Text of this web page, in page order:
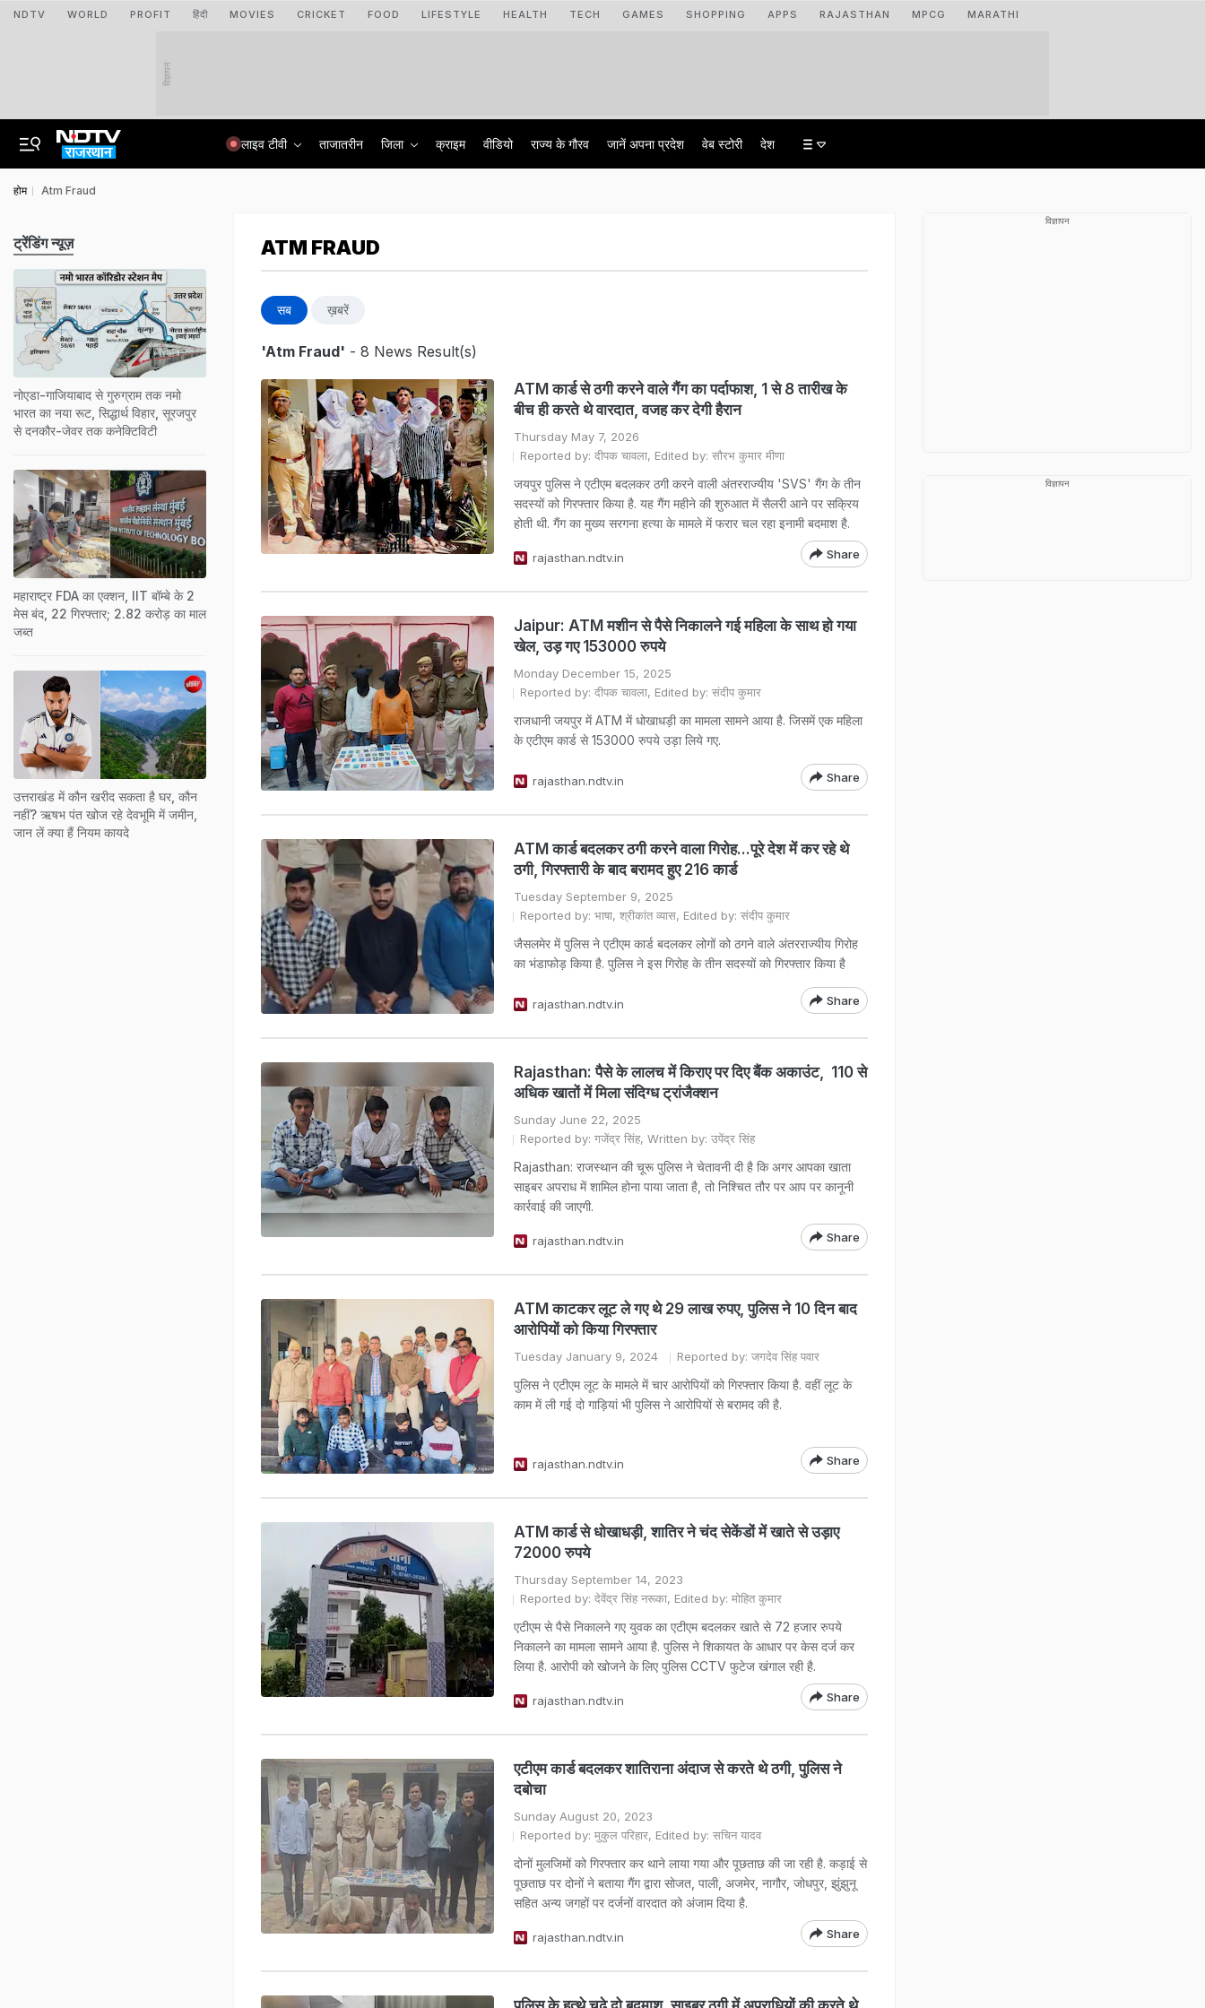
NDTV WORLD PROFIT हिंदी MOVIES CRICKET FOOD LIFESTYLE HEALTH TECH GAMES SHOPPING APPS RAJASTHAN MPCG MARATHI
विज्ञापन
लाइव टीवी ताजातरीन जिला क्राइम वीडियो राज्‍य के गौरव जानें अपना प्रदेश वेब स्टोरी देश
होम Atm Fraud
ATM FRAUD
सब ख़बरें
'Atm Fraud' - 8 News Result(s)
ATM कार्ड से ठगी करने वाले गैंग का पर्दाफाश, 1 से 8 तारीख के
बीच ही करते थे वारदात, वजह कर देगी हैरान
Thursday May 7, 2026
Reported by: दीपक चावला, Edited by: सौरभ कुमार मीणा
जयपुर पुलिस ने एटीएम बदलकर ठगी करने वाली अंतरराज्यीय 'SVS' गैंग के तीन
सदस्यों को गिरफ्तार किया है. यह गैंग महीने की शुरुआत में सैलरी आने पर सक्रिय
होती थी. गैंग का मुख्य सरगना हत्या के मामले में फरार चल रहा इनामी बदमाश है.
rajasthan.ndtv.in Share
Jaipur: ATM मशीन से पैसे निकालने गई महिला के साथ हो गया
खेल, उड़ गए 153000 रुपये
Monday December 15, 2025
Reported by: दीपक चावला, Edited by: संदीप कुमार
राजधानी जयपुर में ATM में धोखाधड़ी का मामला सामने आया है. जिसमें एक महिला
के एटीएम कार्ड से 153000 रुपये उड़ा लिये गए.
rajasthan.ndtv.in Share
ATM कार्ड बदलकर ठगी करने वाला गिरोह...पूरे देश में कर रहे थे
ठगी, गिरफ्तारी के बाद बरामद हुए 216 कार्ड
Tuesday September 9, 2025
Reported by: भाषा, श्रीकांत व्यास, Edited by: संदीप कुमार
जैसलमेर में पुलिस ने एटीएम कार्ड बदलकर लोगों को ठगने वाले अंतरराज्यीय गिरोह
का भंडाफोड़ किया है. पुलिस ने इस गिरोह के तीन सदस्यों को गिरफ्तार किया है
rajasthan.ndtv.in Share
Rajasthan: पैसे के लालच में क‍िराए पर द‍िए बैंक अकाउंट, 110 से
अधिक खातों में मिला संदिग्ध ट्रांजैक्शन
Sunday June 22, 2025
Reported by: गजेंद्र सिंह, Written by: उपेंद्र सिंह
Rajasthan: राजस्‍थान की चूरू पुल‍िस ने चेतावनी दी है क‍ि अगर आपका खाता
साइबर अपराध में शामिल होना पाया जाता है, तो निश्चित तौर पर आप पर कानूनी
कार्रवाई की जाएगी.
rajasthan.ndtv.in Share
ATM काटकर लूट ले गए थे 29 लाख रुपए, पुलिस ने 10 दिन बाद
आरोपियों को किया गिरफ्तार
Tuesday January 9, 2024 Reported by: जगदेव सिंह पवार
पुलिस ने एटीएम लूट के मामले में चार आरोपियों को गिरफ्तार किया है. वहीं लूट के
काम में ली गई दो गाड़ियां भी पुलिस ने आरोपियों से बरामद की है.
rajasthan.ndtv.in Share
ATM कार्ड से धोखाधड़ी, शातिर ने चंद सेकेंडों में खाते से उड़ाए
72000 रुपये
Thursday September 14, 2023
Reported by: देवेंद्र सिंह नरूका, Edited by: मोहित कुमार
एटीएम से पैसे निकालने गए युवक का एटीएम बदलकर खाते से 72 हजार रुपये
निकालने का मामला सामने आया है. पुलिस ने शिकायत के आधार पर केस दर्ज कर
लिया है. आरोपी को खोजने के लिए पुलिस CCTV फुटेज खंगाल रही है.
rajasthan.ndtv.in Share
एटीएम कार्ड बदलकर शातिराना अंदाज से करते थे ठगी, पुलिस ने
दबोचा
Sunday August 20, 2023
Reported by: मुकुल परिहार, Edited by: सचिन यादव
दोनों मुलजिमों को गिरफ्तार कर थाने लाया गया और पूछताछ की जा रही है. कड़ाई से
पूछताछ पर दोनों ने बताया गैंग द्वारा सोजत, पाली, अजमेर, नागौर, जोधपुर, झुंझुनू
सहित अन्य जगहों पर दर्जनों वारदात को अंजाम दिया है.
rajasthan.ndtv.in Share
ट्रेंडिंग न्यूज़
नोएडा-गाजियाबाद से गुरुग्राम तक नमो
भारत का नया रूट, सिद्धार्थ विहार, सूरजपुर
से दनकौर-जेवर तक कनेक्टिविटी
महाराष्ट्र FDA का एक्शन, IIT बॉम्बे के 2
मेस बंद, 22 गिरफ्तार; 2.82 करोड़ का माल
जब्त
उत्तराखंड में कौन खरीद सकता है घर, कौन
नहीं? ऋषभ पंत खोज रहे देवभूमि में जमीन,
जान लें क्या हैं नियम कायदे
विज्ञापन
विज्ञापन